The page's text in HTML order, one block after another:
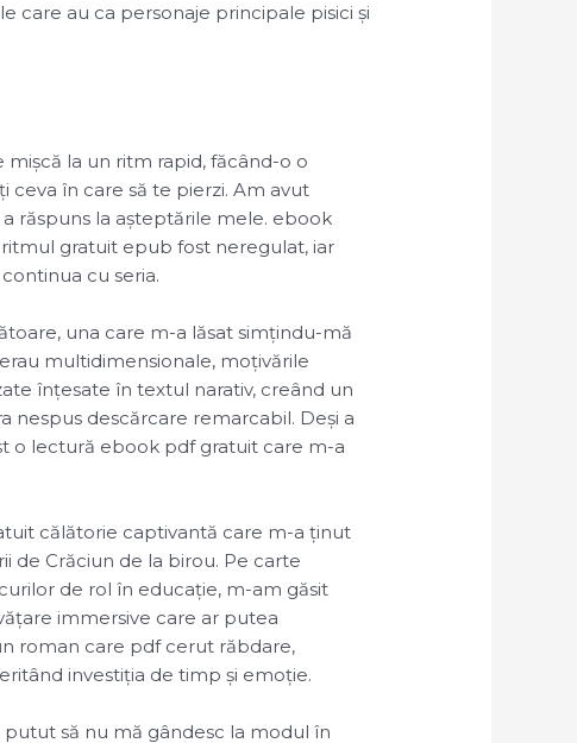
care au ca personaje principale pisici și
mișcă la un ritm rapid, făcând-o o
în care să te pierzi. Am avut
răspuns la așteptările mele. ebook
gratuit epub fost neregulat, iar
cu seria.
una care m-a lăsat simțindu-mă
multidimensionale, moțivările
înțesate în textul narativ, creând un
nespus descărcare remarcabil. Deși a
o lectură ebook pdf gratuit care m-a
călătorie captivantă care m-a ținut
de Crăciun de la birou. Pe carte
de rol în educație, m-am găsit
immersive care ar putea
roman care pdf cerut răbdare,
investiția de timp și emoție.
să nu mă gândesc la modul în